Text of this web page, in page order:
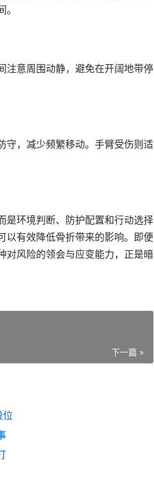
注意周围动静，避免在开阔地带停
守，减少频繁移动。手臂受伤则适
是环境判断、防护配置和行动选择
以有效降低骨折带来的影响。即便
对风险的领会与应变能力，正是暗
下一篇 »
位